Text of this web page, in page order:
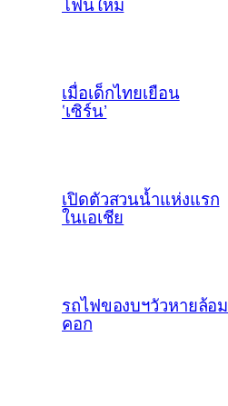
เมื่อเด็กไทยเยือน
‘เซิร์น’
เปิดตัวสวนน้ำแห่งแรก
ในเอเชีย
รถไฟของบฯวัวหายล้อม
คอก